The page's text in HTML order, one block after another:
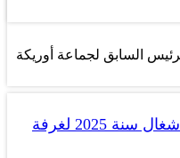
السابق لجماعة أوريكة
بالڤيديو.. بن خالد يبرز حصيلة أشغال سنة 2025 لغرفة